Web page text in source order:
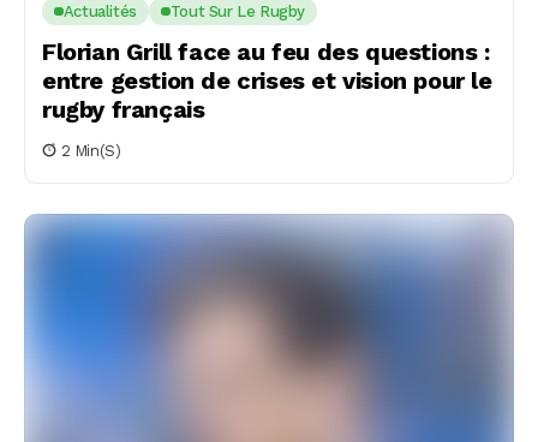
Actualités Tout Sur Le Rugby
Florian Grill face au feu des questions :
entre gestion de crises et vision pour le
rugby français
2 Min(s)